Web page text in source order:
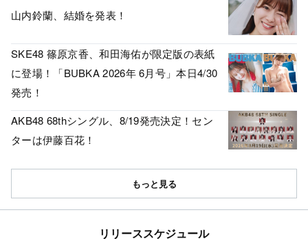
山内鈴蘭、結婚を発表！
SKE48 篠原京香、和田海佑が限定版の表紙
に登場！「BUBKA 2026年 6月号」本日4/30
発売！
AKB48 68thシングル、8/19発売決定！セン
ターは伊藤百花！
もっと見る
リリーススケジュール